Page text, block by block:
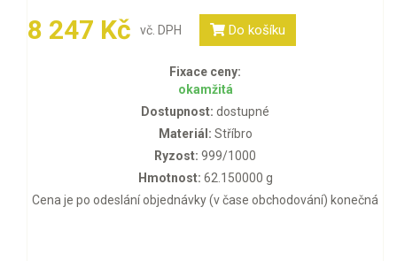
8 247 Kč vč. DPH Do košíku
Fixace ceny:
okamžitá
Dostupnost: dostupné
Materiál: Stříbro
Ryzost: 999/1000
Hmotnost: 62.150000 g
Cena je po odeslání objednávky (v čase obchodování) konečná